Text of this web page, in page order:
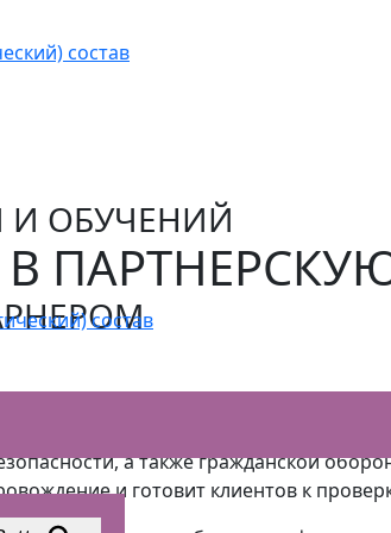
состав
состав
И ОБУЧЕНИЙ
и обучений,
а также гражданской
и готовит клиентов к